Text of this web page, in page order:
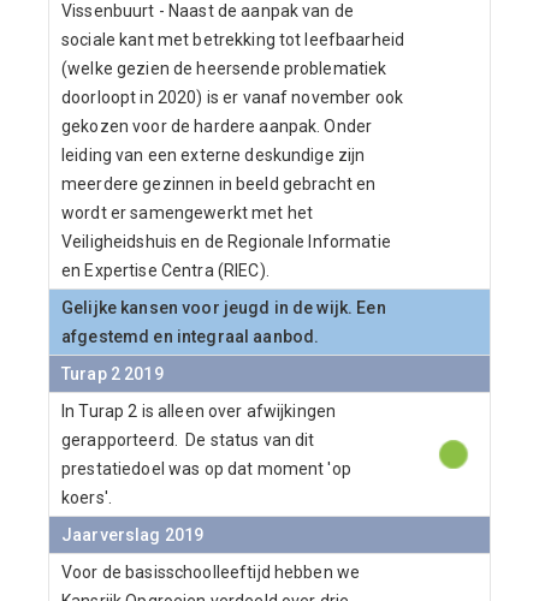
Vissenbuurt - Naast de aanpak van de
sociale kant met betrekking tot leefbaarheid
(welke gezien de heersende problematiek
doorloopt in 2020) is er vanaf november ook
gekozen voor de hardere aanpak. Onder
leiding van een externe deskundige zijn
meerdere gezinnen in beeld gebracht en
wordt er samengewerkt met het
Veiligheidshuis en de Regionale Informatie
en Expertise Centra (RIEC).
Gelijke kansen voor jeugd in de wijk. Een
afgestemd en integraal aanbod.
Turap 2 2019
In Turap 2 is alleen over afwijkingen
gerapporteerd. De status van dit
prestatiedoel was op dat moment 'op
koers'.
Jaarverslag 2019
Voor de basisschoolleeftijd hebben we